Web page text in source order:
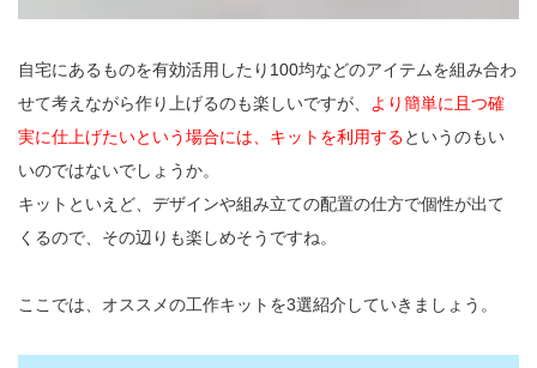
自宅にあるものを有効活用したり100均などのアイテムを組み合わ
せて考えながら作り上げるのも楽しいですが、
より簡単に且つ確
実に仕上げたいという場合には、キットを利用するというのもい
いのではないでしょうか。
キットといえど、デザインや組み立ての配置の仕方で個性が出て
くるので、その辺りも楽しめそうですね。
ここでは、オススメの工作キットを3選紹介していきましょう。